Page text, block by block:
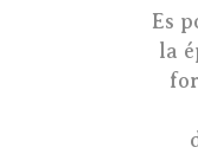
Es
la